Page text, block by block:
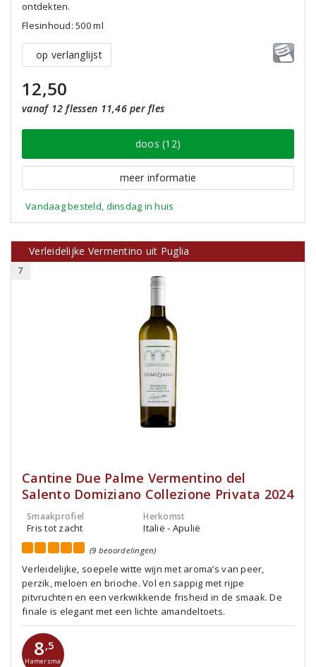
ontdekten.
Flesinhoud: 500 ml
op verlanglijst
12,50
vanaf 12 flessen 11,46 per fles
doos (12)
meer informatie
Vandaag besteld, dinsdag in huis
Verleidelijke Vermentino uit Puglia
7
Cantine Due Palme Vermentino del
Salento Domiziano Collezione Privata 2024
Smaakprofiel
Fris tot zacht
Herkomst
Italië - Apulië
(9 beoordelingen)
Verleidelijke, soepele witte wijn met aroma’s van peer,
perzik, meloen en brioche. Vol en sappig met rijpe
pitvruchten en een verkwikkende frisheid in de smaak. De
finale is elegant met een lichte amandeltoets.
8,5
Hamersma